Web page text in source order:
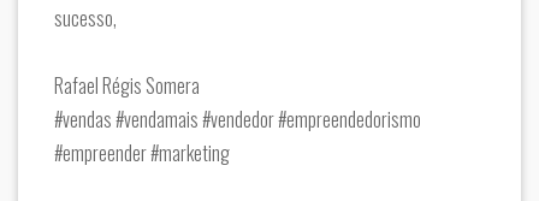
sucesso,
Rafael Régis Somera
#vendas #vendamais #vendedor #empreendedorismo
#empreender #marketing